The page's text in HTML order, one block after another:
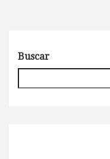
Buscar